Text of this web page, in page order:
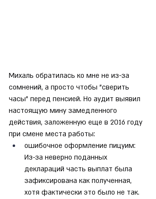
Михаль обратилась ко мне не из-за
сомнений, а просто чтобы "сверить
часы" перед пенсией. Но аудит выявил
настоящую мину замедленного
действия, заложенную еще в 2016 году
при смене места работы:
ошибочное оформление пицуим:
Из-за неверно поданных
деклараций часть выплат была
зафиксирована как полученная,
хотя фактически это было не так.